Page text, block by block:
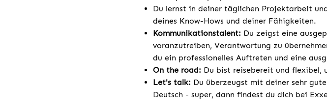
Du lernst in deiner täglichen Projektarbeit
deines Know-Hows und deiner Fähigkeiten.
Kommunikationstalent: Du zeigst eine
voranzutreiben, Verantwortung zu
du ein professionelles Auftreten und eine
On the road: Du bist reisebereit und flexibel,
Let's talk: Du überzeugst mit deiner sehr
Deutsch - super, dann findest du dich bei